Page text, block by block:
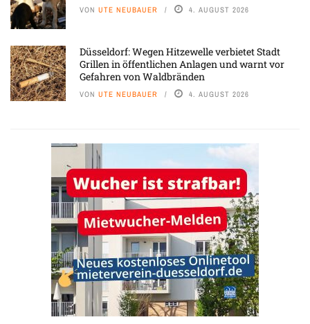
VON UTE NEUBAUER 4. AUGUST 2026
Düsseldorf: Wegen Hitzewelle verbietet Stadt
Grillen in öffentlichen Anlagen und warnt vor
Gefahren von Waldbränden
VON UTE NEUBAUER 4. AUGUST 2026